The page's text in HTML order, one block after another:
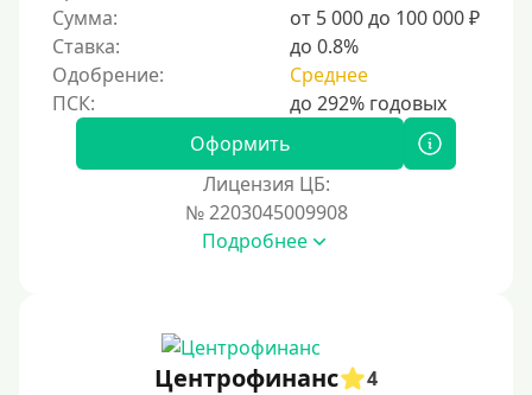
Сумма:
от 5 000 до 100 000 ₽
Ставка:
до 0.8%
Одобрение:
Среднее
Оформить
Лицензия ЦБ:
№ 2203045009908
Подробнее
Центрофинанс
4